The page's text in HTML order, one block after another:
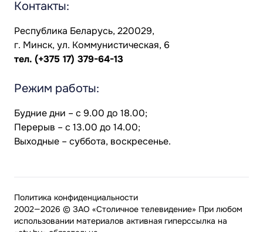
Контакты:
Республика Беларусь, 220029,
г. Минск, ул. Коммунистическая, 6
тел. (+375 17) 379-64-13
Режим работы:
Будние дни – с 9.00 до 18.00;
Перерыв – с 13.00 до 14.00;
Выходные – суббота, воскресенье.
2002—2026 © ЗАО «Столичное телевидение» При любом
использовании материалов активная гиперссылка на
Политика конфиденциальности